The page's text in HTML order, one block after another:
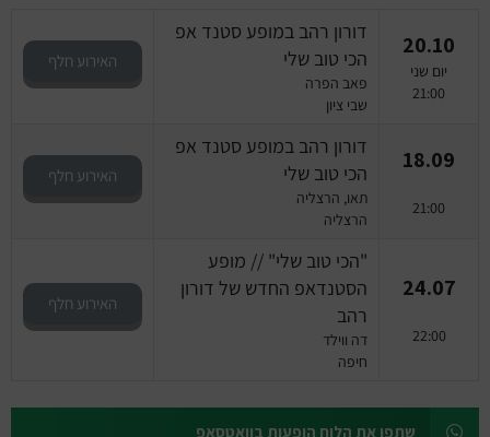
20.10
יום שני
21:00
דורון רהב במופע סטנד אפ
הכי טוב שלי
פאב הפרה
שבי ציון
האירוע חלף
18.09
21:00
דורון רהב במופע סטנד אפ
הכי טוב שלי
תאו, הרצליה
הרצליה
האירוע חלף
24.07
22:00
"הכי טוב שלי" // מופע
הסטנדאפ החדש של דורון
רהב
דה ווילד
חיפה
האירוע חלף
שתפו את הלוח הופעות בוואטסאפ